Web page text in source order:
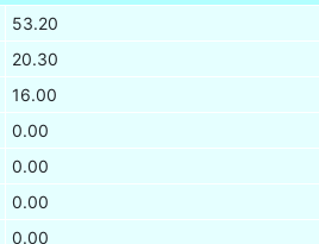
53.20
20.30
16.00
0.00
0.00
0.00
0.00